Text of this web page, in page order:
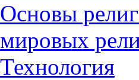
Основы
мировых
Технология